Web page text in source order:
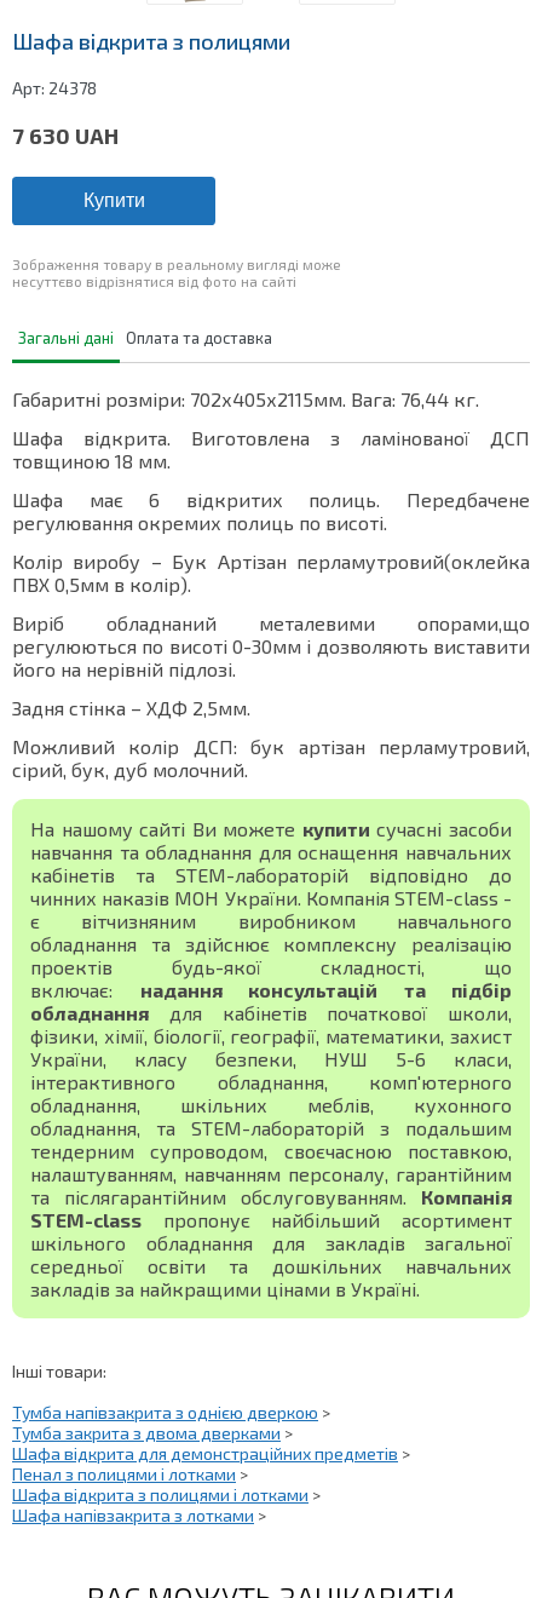
Шафа відкрита з полицями
Арт: 24378
7 630 UAH
Купити
Зображення товару в реальному вигляді може
несуттєво відрізнятися від фото на сайті
Загальні дані Оплата та доставка
Габаритні розміри: 702х405х2115мм. Вага: 76,44 кг.
Шафа відкрита. Виготовлена з ламінованої ДСП
товщиною 18 мм.
Шафа має 6 відкритих полиць. Передбачене
регулювання окремих полиць по висоті.
Колір виробу – Бук Артізан перламутровий(оклейка
ПВХ 0,5мм в колір).
Виріб обладнаний металевими опорами,що
регулюються по висоті 0-30мм і дозволяють виставити
його на нерівній підлозі.
Задня стінка – ХДФ 2,5мм.
Можливий колір ДСП: бук артізан перламутровий,
сірий, бук, дуб молочний.
На нашому сайті Ви можете купити сучасні засоби
навчання та обладнання для оснащення навчальних
кабінетів та STEM-лабораторій відповідно до
чинних наказів МОН України. Компанія STEM-class -
є вітчизняним виробником навчального
обладнання та здійснює комплексну реалізацію
проектів будь-якої складності, що
включає: надання консультацій та підбір
обладнання для кабінетів початкової школи,
фізики, хімії, біології, географії, математики, захист
України, класу безпеки, НУШ 5-6 класи,
інтерактивного обладнання, комп'ютерного
обладнання, шкільних меблів, кухонного
обладнання, та STEM-лабораторій з подальшим
тендерним супроводом, своєчасною поставкою,
налаштуванням, навчанням персоналу, гарантійним
та післягарантійним обслуговуванням. Компанія
STEM-class пропонує найбільший асортимент
шкільного обладнання для закладів загальної
середньої освіти та дошкільних навчальних
закладів за найкращими цінами в Україні.
Інші товари:
Тумба напівзакрита з однією дверкою >
Тумба закрита з двома дверками >
Шафа відкрита для демонстраційних предметів >
Пенал з полицями і лотками >
Шафа відкрита з полицями і лотками >
Шафа напівзакрита з лотками >